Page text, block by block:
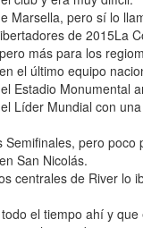
Marsella, pero sí lo
de 2015La
más para los
el último equipo
Estadio Monumental
Líder Mundial con
pero
San Nicolás.
centrales de River lo
el tiempo ahí y